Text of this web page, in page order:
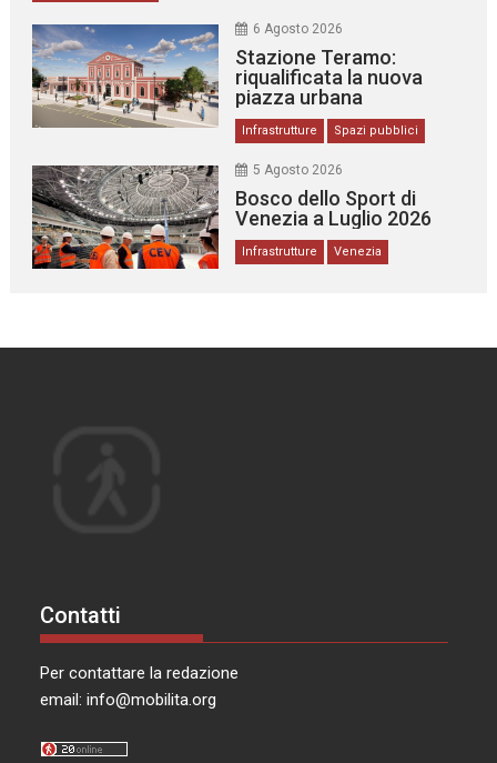
6 Agosto 2026
Stazione Teramo:
riqualificata la nuova
piazza urbana
Infrastrutture Spazi pubblici
5 Agosto 2026
Bosco dello Sport di
Venezia a Luglio 2026
Infrastrutture Venezia
Contatti
Per contattare la redazione
email:info@mobilita.org